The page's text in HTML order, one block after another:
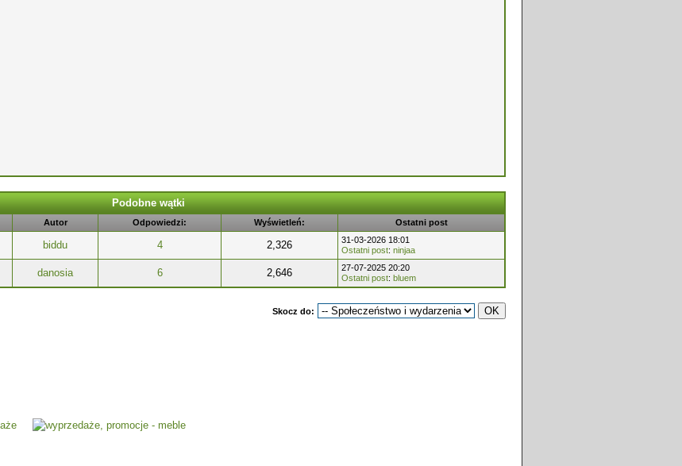
Podobne wątki
Autor Odpowiedzi: Wyświetleń: Ostatni post
biddu 4 2,326
31-03-2026 18:01
Ostatni post: ninjaa
danosia 6 2,646
27-07-2025 20:20
Ostatni post: bluem
Skocz do: